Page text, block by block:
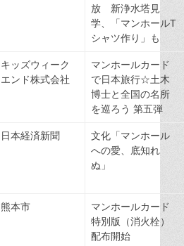
放 新浄水塔見
学、「マンホールT
シャツ作り」も
キッズウィーク
エンド株式会社
マンホールカード
で日本旅行☆土木
博士と全国の名所
を巡ろう 第五弾
日本経済新聞
文化「マンホール
への愛、底知れ
ぬ」
熊本市
マンホールカード
特別版（消火栓）
配布開始